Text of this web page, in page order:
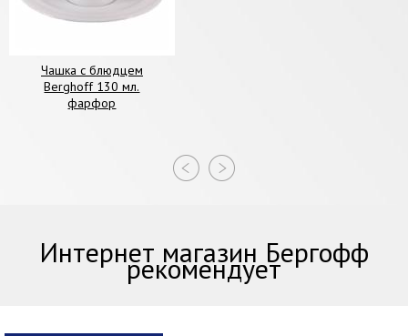
Чашка с блюдцем
Berghoff 130 мл.
фарфор
Интернет магазин Бергофф
рекомендует